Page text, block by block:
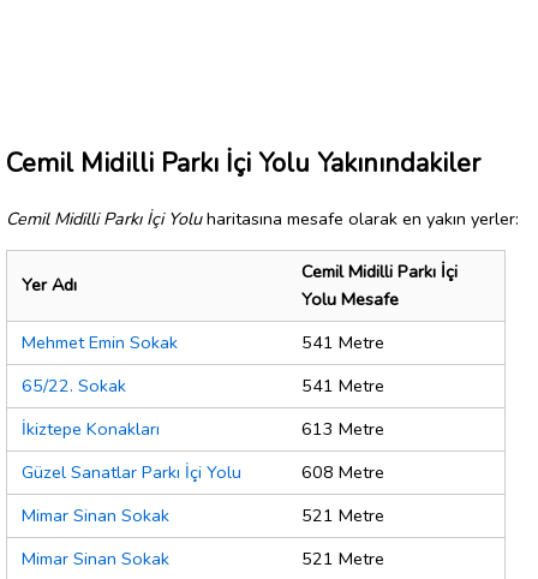
Cemil Midilli Parkı İçi Yolu Yakınındakiler
Cemil Midilli Parkı İçi Yoluharitasına mesafe olarak en yakın yerler:
Yer Adı
Cemil Midilli Parkı İçi
Yolu Mesafe
Mehmet Emin Sokak
541 Metre
65/22. Sokak
541 Metre
İkiztepe Konakları
613 Metre
Güzel Sanatlar Parkı İçi Yolu
608 Metre
Mimar Sinan Sokak
521 Metre
Mimar Sinan Sokak
521 Metre